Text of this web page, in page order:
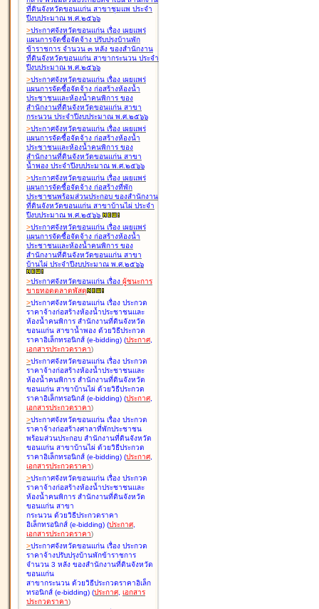
ที่ดินจังหวัดขอนแก่น สาขาชุมแพ ประจำ
ปีงบประมาณ พ.ศ.๒๕๖๖
>ประกาศจังหวัดขอนแก่น เรื่อง เผยแพร่
แผนการจัดซื้อจัดจ้าง ปรับปรุงบ้านพัก
ข้าราชการ จำนวน ๓ หลัง ของสำนักงาน
ที่ดินจังหวัดขอนแก่น สาขากระนวน ประจำ
ปีงบประมาณ พ.ศ.๒๕๖๖
>ประกาศจังหวัดขอนแก่น เรื่อง เผยแพร่
แผนการจัดซื้อจัดจ้าง ก่อสร้างห้องน้ำ
ประชาชนและห้องน้ำคนพิการ ของ
สำนักงานที่ดินจังหวัดขอนแก่น สาขา
กระนวน ประจำปีงบประมาณ พ.ศ.๒๕๖๖
>ประกาศจังหวัดขอนแก่น เรื่อง เผยแพร่
แผนการจัดซื้อจัดจ้าง ก่อสร้างห้องน้ำ
ประชาชนและห้องน้ำคนพิการ ของ
สำนักงานที่ดินจังหวัดขอนแก่น สาขา
น้ำพอง ประจำปีงบประมาณ พ.ศ.๒๕๖๖
>ประกาศจังหวัดขอนแก่น เรื่อง เผยแพร่
แผนการจัดซื้อจัดจ้าง ก่อสร้างที่พัก
ประชาชนพร้อมส่วนประกอบ ของสำนักงาน
ที่ดินจังหวัดขอนแก่น สาขาบ้านไผ่ ประจำ
ปีงบประมาณ พ.ศ.๒๕๖๖
>ประกาศจังหวัดขอนแก่น เรื่อง เผยแพร่
แผนการจัดซื้อจัดจ้าง ก่อสร้างห้องน้ำ
ประชาชนและห้องน้ำคนพิการ ของ
สำนักงานที่ดินจังหวัดขอนแก่น สาขา
บ้านไผ่ ประจำปีงบประมาณ พ.ศ.๒๕๖๖
>ประกาศจังหวัดขอนแก่น เรื่อง ผู้ชนะการ
ขายทอดตลาดพัสดุ
>ประกาศจังหวัดขอนแก่น เรื่อง ประกวด
ราคาจ้างก่อสร้างห้องน้ำประชาชนและ
ห้องน้ำคนพิการ สำนักงานที่ดินจังหวัด
ขอนแก่น สาขาน้ำพอง ด้วยวิธีประกวด
ราคาอิเล็กทรอนิกส์ (e-bidding) (ประกาศ,
เอกสารประกวดราคา)
>ประกาศจังหวัดขอนแก่น เรื่อง ประกวด
ราคาจ้างก่อสร้างห้องน้ำประชาชนและ
ห้องน้ำคนพิการ สำนักงานที่ดินจังหวัด
ขอนแก่น สาขาบ้านไผ่ ด้วยวิธีประกวด
ราคาอิเล็กทรอนิกส์ (e-bidding) (ประกาศ,
เอกสารประกวดราคา)
>ประกาศจังหวัดขอนแก่น เรื่อง ประกวด
ราคาจ้างก่อสร้างศาลาที่พักประชาชน
พร้อมส่วนประกอบ สำนักงานที่ดินจังหวัด
ขอนแก่น สาขาบ้านไผ่ ด้วยวิธีประกวด
ราคาอิเล็กทรอนิกส์ (e-bidding) (ประกาศ,
เอกสารประกวดราคา)
>ประกาศจังหวัดขอนแก่น เรื่อง ประกวด
ราคาจ้างก่อสร้างห้องน้ำประชาชนและ
ห้องน้ำคนพิการ สำนักงานที่ดินจังหวัด
ขอนแก่น สาขา
กระนวน ด้วยวิธีประกวดราคา
อิเล็กทรอนิกส์ (e-bidding) (ประกาศ,
เอกสารประกวดราคา)
>ประกาศจังหวัดขอนแก่น เรื่อง ประกวด
ราคาจ้างปรับปรุงบ้านพักข้าราชการ
จำนวน 3 หลัง ของสำนักงานที่ดินจังหวัด
ขอนแก่น
สาขากระนวน ด้วยวิธีประกวดราคาอิเล็ก
ทรอนิกส์ (e-bidding) (ประกาศ, เอกสาร
ประกวดราคา)